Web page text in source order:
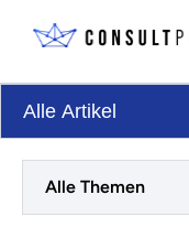
Alle Artikel
Alle Themen